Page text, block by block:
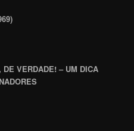
VERDADE! – UM DICA